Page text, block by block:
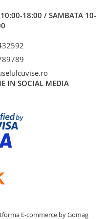
18:00 / SAMBATA 10-
IN SOCIAL MEDIA
E-commerce by Gomag